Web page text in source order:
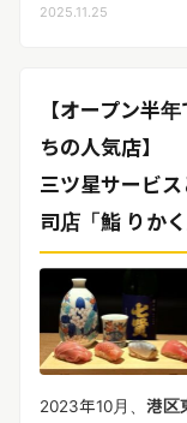
リリースを
2025.11.25
【オープン半
ちの人気店】
三ツ星サービ
司店「鮨 りかく
2023年10月、 港区